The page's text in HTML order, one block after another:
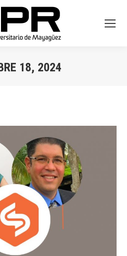
18, 2024